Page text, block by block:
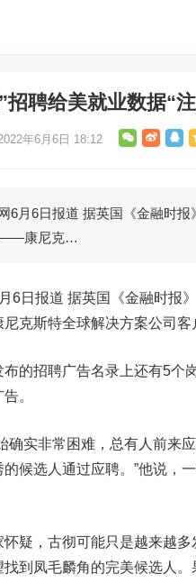
招聘给美就业数据“
年6月6日 18:12
6日报道 据英国《金融时报
——康尼克…
6日报道 据英国《金融时报
克斯特全球解决方案公司客
招聘广告名录上还有5个
。
实非常困难，总有人前来应
候选人通过应聘。”他说，
，古彻可能只是越来越多
找到凤毛麟角的完美候选人